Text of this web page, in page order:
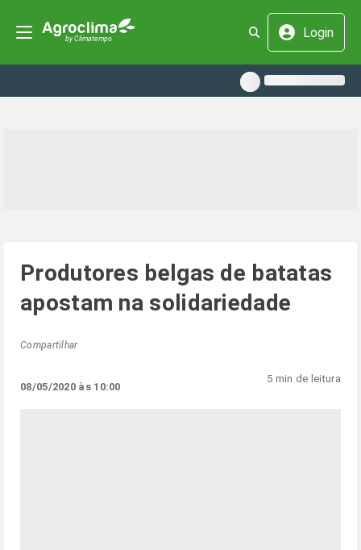
Login
Produtores belgas de batatas
apostam na solidariedade
Compartilhar
08/05/2020 às 10:00
5 min de leitura